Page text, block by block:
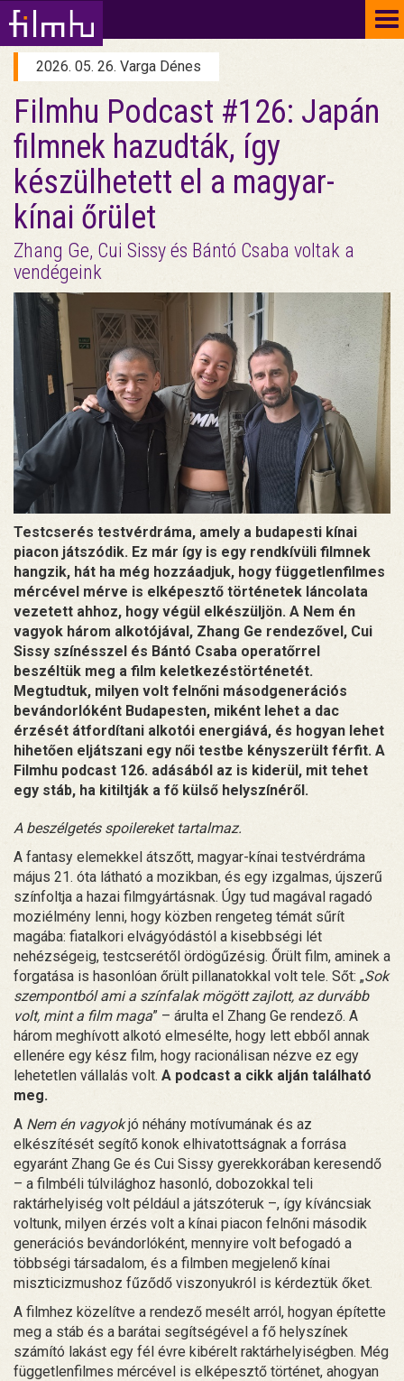
2026. 05. 26. Varga Dénes
Filmhu Podcast #126: Japán
filmnek hazudták, így
készülhetett el a magyar-
kínai őrület
Zhang Ge, Cui Sissy és Bántó Csaba voltak a
vendégeink
Testcserés testvérdráma, amely a budapesti kínai
piacon játszódik. Ez már így is egy rendkívüli filmnek
hangzik, hát ha még hozzáadjuk, hogy függetlenfilmes
mércével mérve is elképesztő történetek láncolata
vezetett ahhoz, hogy végül elkészüljön. A Nem én
vagyok három alkotójával, Zhang Ge rendezővel, Cui
Sissy színésszel és Bántó Csaba operatőrrel
beszéltük meg a film keletkezéstörténetét.
Megtudtuk, milyen volt felnőni másodgenerációs
bevándorlóként Budapesten, miként lehet a dac
érzését átfordítani alkotói energiává, és hogyan lehet
hihetően eljátszani egy női testbe kényszerült férfit. A
Filmhu podcast 126. adásából az is kiderül, mit tehet
egy stáb, ha kitiltják a fő külső helyszínéről.
A beszélgetés spoilereket tartalmaz.
A fantasy elemekkel átszőtt, magyar-kínai testvérdráma
május 21. óta látható a mozikban, és egy izgalmas, újszerű
színfoltja a hazai filmgyártásnak. Úgy tud magával ragadó
moziélmény lenni, hogy közben rengeteg témát sűrít
magába: fiatalkori elvágyódástól a kisebbségi lét
nehézségeig, testcserétől ördögűzésig. Őrült film, aminek a
forgatása is hasonlóan őrült pillanatokkal volt tele. Sőt: „Sok
szempontból ami a színfalak mögött zajlott, az durvább
volt, mint a film maga” – árulta el Zhang Ge rendező. A
három meghívott alkotó elmesélte, hogy lett ebből annak
ellenére egy kész film, hogy racionálisan nézve ez egy
lehetetlen vállalás volt. A podcast a cikk alján található
meg.
A Nem én vagyokjó néhány motívumának és az
elkészítését segítő konok elhivatottságnak a forrása
egyaránt Zhang Ge és Cui Sissy gyerekkorában keresendő
– a filmbéli túlvilághoz hasonló, dobozokkal teli
raktárhelyiség volt például a játszóteruk –, így kíváncsiak
voltunk, milyen érzés volt a kínai piacon felnőni második
generációs bevándorlóként, mennyire volt befogadó a
többségi társadalom, és a filmben megjelenő kínai
miszticizmushoz fűződő viszonyukról is kérdeztük őket.
A filmhez közelítve a rendező mesélt arról, hogyan építette
meg a stáb és a barátai segítségével a fő helyszínek
számító lakást egy fél évre kibérelt raktárhelyiségben. Még
függetlenfilmes mércével is elképesztő történet, ahogyan